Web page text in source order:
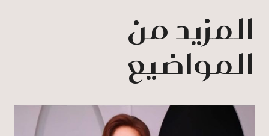
المزيد من
المواضيع